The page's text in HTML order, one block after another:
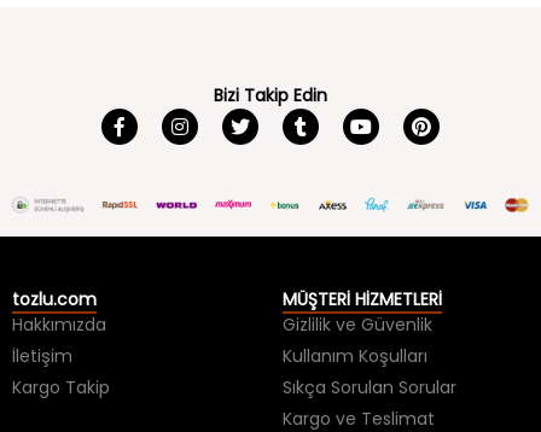
Hakkımızda
İletişim
Kargo Takip
Gizlilik ve Güvenlik
Kullanım Koşulları
Sıkça Sorulan Sorular
Kargo ve Teslimat
İade ve Değişim